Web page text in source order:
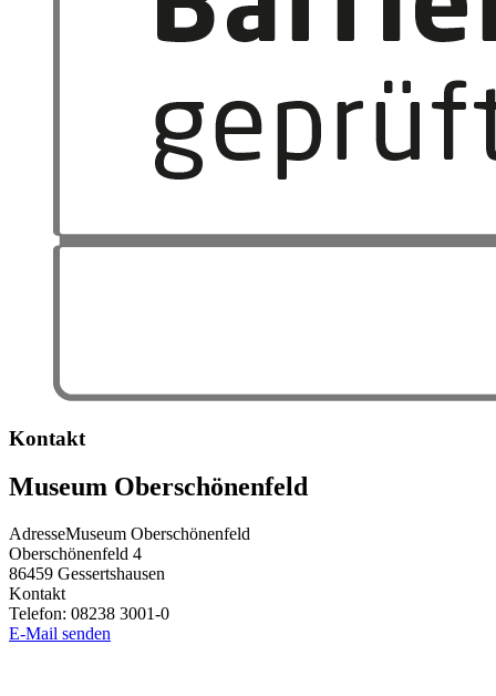
Kontakt
Museum Oberschönenfeld
AdresseMuseum Oberschönenfeld
Oberschönenfeld 4
86459 Gessertshausen
Kontakt
Telefon: 08238 3001-0
E-Mail senden